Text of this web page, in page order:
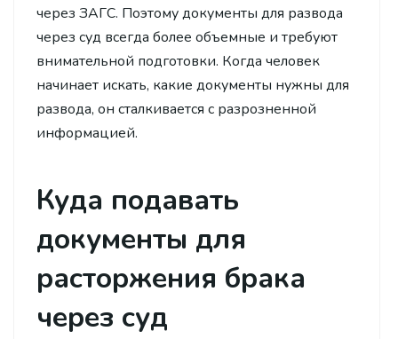
через ЗАГС. Поэтому документы для развода
через суд всегда более объемные и требуют
внимательной подготовки. Когда человек
начинает искать, какие документы нужны для
развода, он сталкивается с разрозненной
информацией.
Куда подавать
документы для
расторжения брака
через суд